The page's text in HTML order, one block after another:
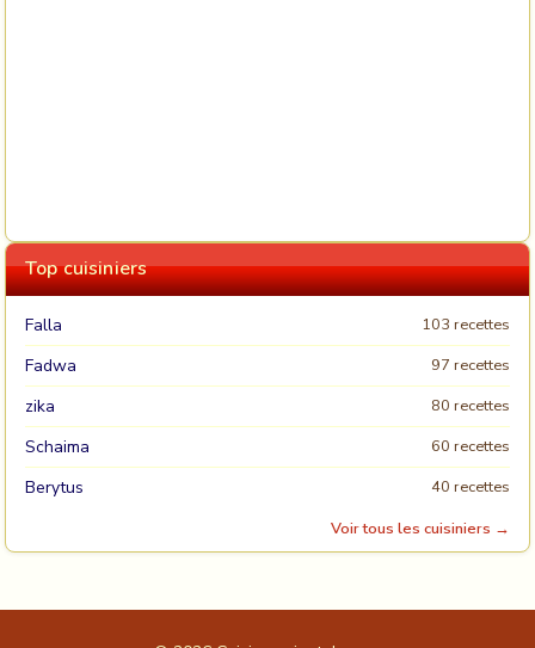
Top cuisiniers
Falla 103 recettes
Fadwa 97 recettes
zika 80 recettes
Schaima 60 recettes
Berytus
40 recettes
Voir tous les cuisiniers →